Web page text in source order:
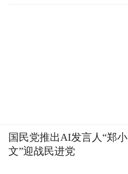
国民党推出AI发言人“郑小
文”迎战民进党